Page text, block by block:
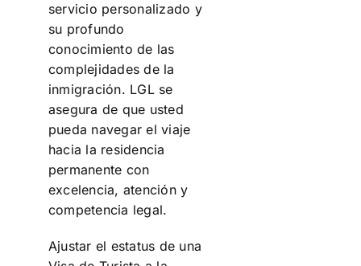
servicio personalizado y
su profundo
conocimiento de las
complejidades de la
inmigración. LGL se
asegura de que usted
pueda navegar el viaje
hacia la residencia
permanente con
excelencia, atención y
competencia legal.
Ajustar el estatus de una